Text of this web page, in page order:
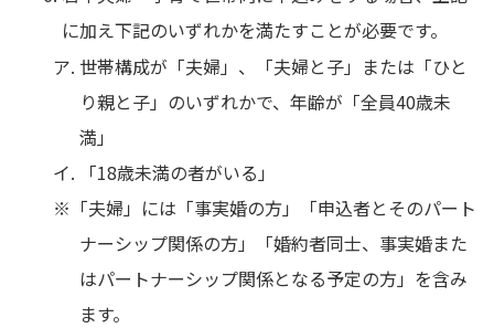
に加え下記のいずれかを満たすことが必要です。
ア. 世帯構成が「夫婦」、「夫婦と子」または「ひと
り親と子」のいずれかで、年齢が「全員40歳未
満」
イ. 「18歳未満の者がいる」
※「夫婦」には「事実婚の方」「申込者とそのパート
ナーシップ関係の方」「婚約者同士、事実婚また
はパートナーシップ関係となる予定の方」を含み
ます。